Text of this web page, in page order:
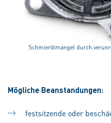
Schmierölmangel durch
Mögliche Beanstandungen:
festsitzende oder